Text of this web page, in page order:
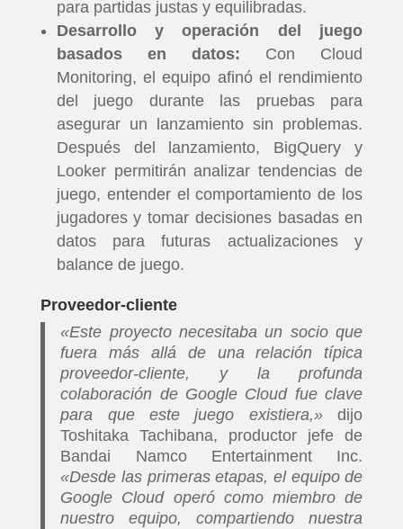
para partidas justas y equilibradas.
Desarrollo y operación del juego
basados en datos: Con Cloud
Monitoring, el equipo afinó el rendimiento
del juego durante las pruebas para
asegurar un lanzamiento sin problemas.
Después del lanzamiento, BigQuery y
Looker permitirán analizar tendencias de
juego, entender el comportamiento de los
jugadores y tomar decisiones basadas en
datos para futuras actualizaciones y
balance de juego.
Proveedor-cliente
«Este proyecto necesitaba un socio que
fuera más allá de una relación típica
proveedor-cliente, y la profunda
colaboración de Google Cloud fue clave
para que este juego existiera,»dijo
Toshitaka Tachibana, productor jefe de
Bandai Namco Entertainment Inc.
«Desde las primeras etapas, el equipo de
Google Cloud operó como miembro de
nuestro equipo, compartiendo nuestra